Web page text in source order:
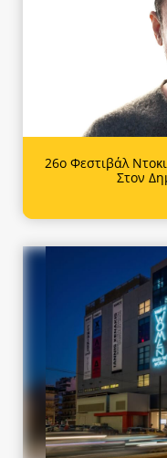
26ο Φεστιβάλ
Στον